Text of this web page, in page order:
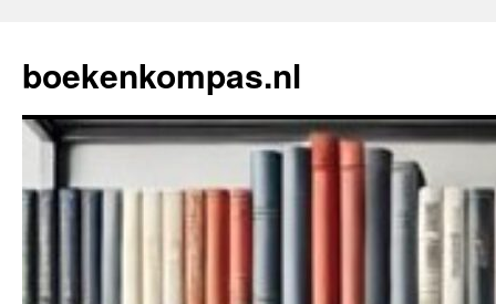
de
inhoud
boekenkompas.nl